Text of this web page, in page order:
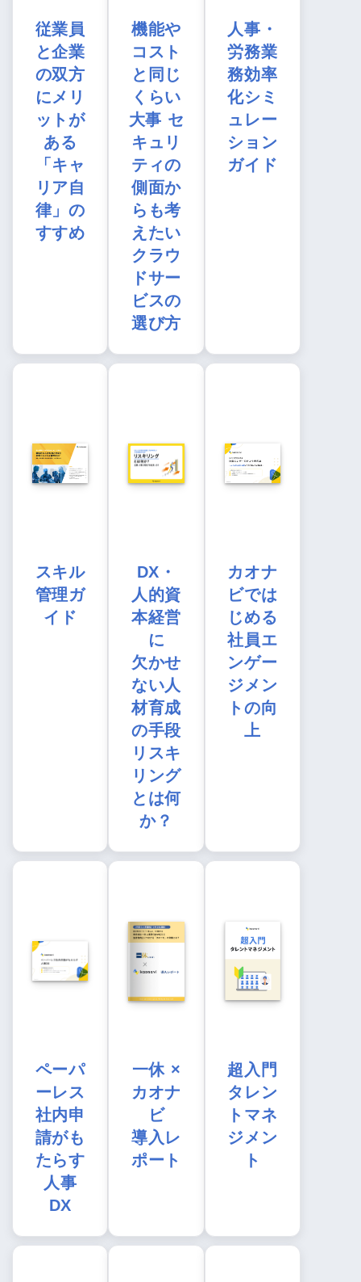
従業員
と企業
の双方
にメリ
ットが
ある
「キャ
リア自
律」の
すすめ
機能や
コスト
と同じ
くらい
大事 セ
キュリ
ティの
側面か
らも考
えたい
クラウ
ドサー
ビスの
選び方
人事・
労務業
務効率
化シミ
ュレー
ション
ガイド
スキル
管理ガ
イド
DX・
人的資
本経営
に
欠かせ
ない人
材育成
の手段
リスキ
リング
とは何
か？
カオナ
ビでは
じめる
社員エ
ンゲー
ジメン
トの向
上
ペーパ
ーレス
社内申
請がも
たらす
人事
DX
一休 ×
カオナ
ビ
導入レ
ポート
超入門
タレン
トマネ
ジメン
ト